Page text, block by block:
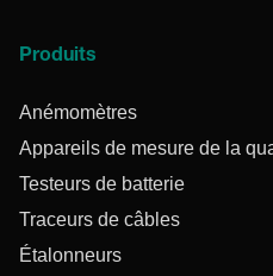
Produits
Anémomètres
Appareils de mesure de la
Testeurs de batterie
Traceurs de câbles
Étalonneurs